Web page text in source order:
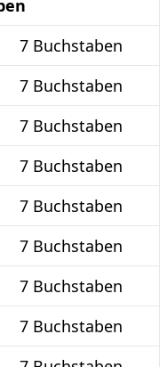
7 Buchstaben
7 Buchstaben
7 Buchstaben
7 Buchstaben
7 Buchstaben
7 Buchstaben
7 Buchstaben
7 Buchstaben